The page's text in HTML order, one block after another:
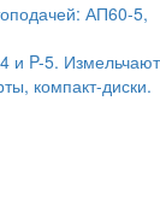
АП60-5,
и P-5. Измельчают
компакт-диски.